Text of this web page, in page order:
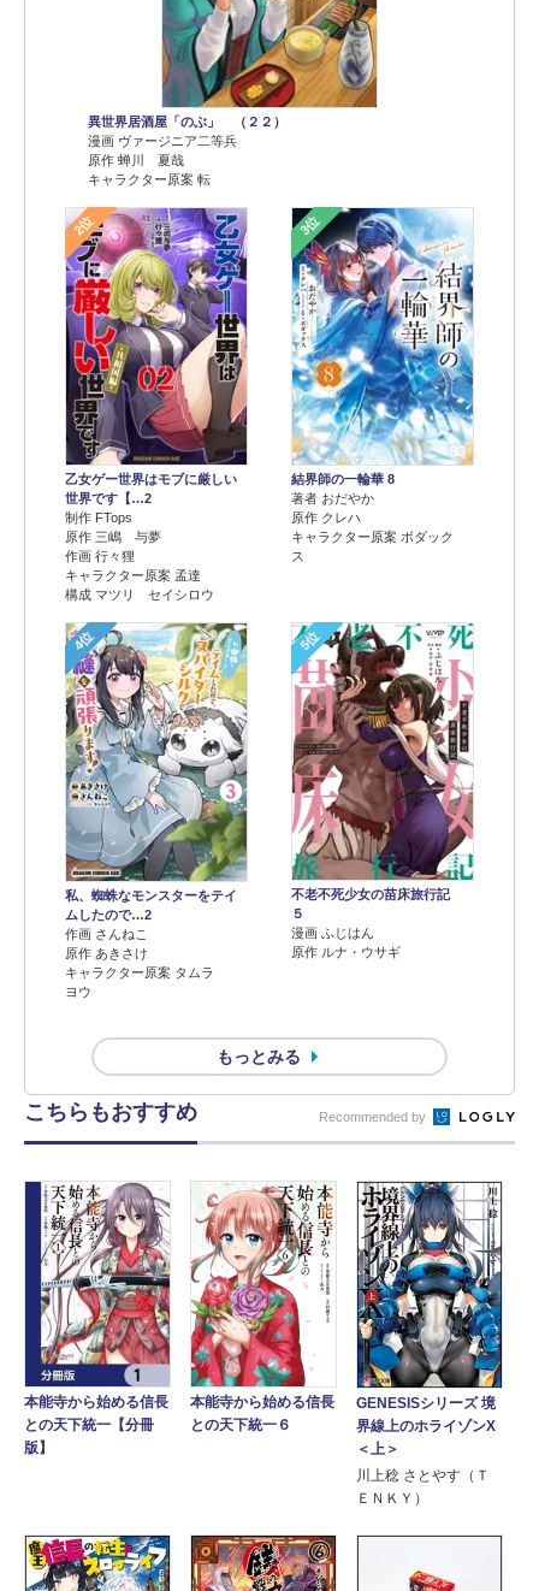
異世界居酒屋「のぶ」 （２２）
漫画 ヴァージニア二等兵
原作 蝉川 夏哉
キャラクター原案 転
2位
乙女ゲー世界はモブに厳しい
世界です【…2
制作 FTops
原作 三嶋 与夢
作画 行々狸
キャラクター原案 孟達
構成 マツリ セイシロウ
3位
結界師の一輪華 8
著者 おだやか
原作 クレハ
キャラクター原案 ボダック
ス
4位
私、蜘蛛なモンスターをテイ
ムしたので…2
作画 さんねこ
原作 あきさけ
キャラクター原案 タムラ
ヨウ
5位
不老不死少女の苗床旅行記
５
漫画 ふじはん
原作 ルナ・ウサギ
もっとみる
こちらもおすすめ Recommended by
本能寺から始める信長
との天下統一【分冊
版】
本能寺から始める信長
との天下統一６
GENESISシリーズ 境
界線上のホライゾンX
＜上＞
川上稔 さとやす（Ｔ
ＥＮＫＹ）